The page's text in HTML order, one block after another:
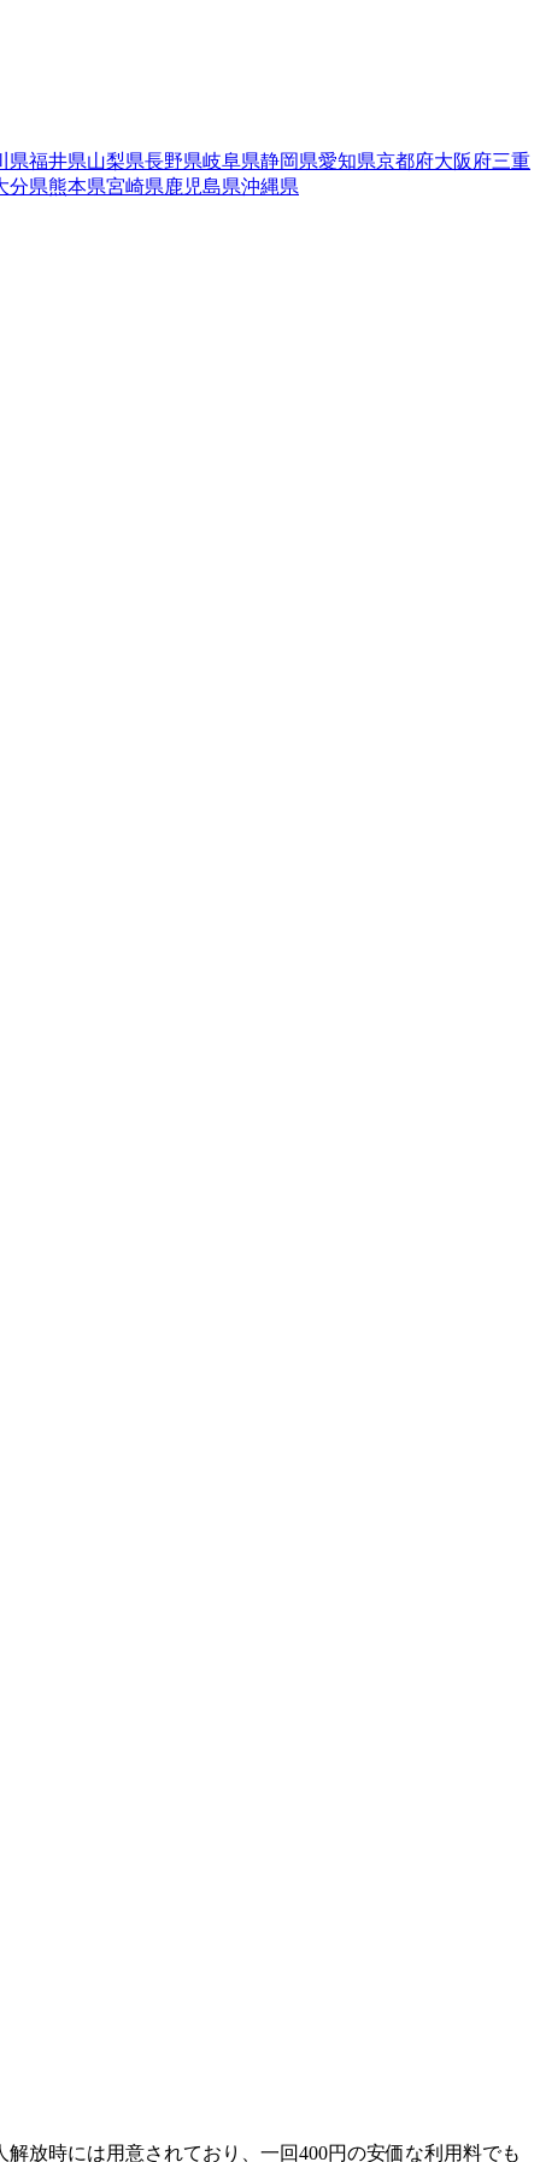
県福井県山梨県長野県岐阜県静岡県愛知県京都府大阪府三重
分県熊本県宮崎県鹿児島県沖縄県
放時には用意されており、一回400円の安価な利用料でも